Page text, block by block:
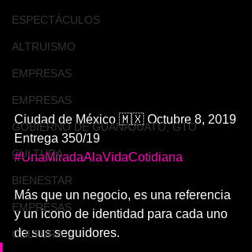
ESPECTÁCULOS
ALTRUISMO
EMPRESAS
EMPRESAS
GOBIERNO DE GUANAJUATO, GTO
CULTURA
BIENESTAR
EMPRESAS
CULTURA
Ciudad de México 🇲🇽 Octubre 8, 2019
Entrega 350/19
#UnaMiradaAlaVidaCotidiana
Más que un negocio, es una referencia
y un icono de identidad para cada uno
de sus seguidores.